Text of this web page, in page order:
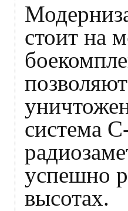
стоит на
система
успешно
высотах.